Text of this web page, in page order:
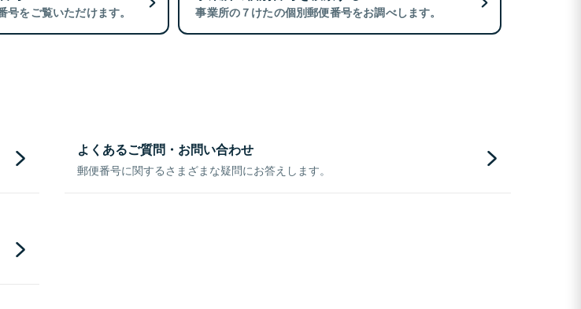
をご覧いただけます。 事業所の７けたの個別郵便番号をお調べします。
よくあるご質問・お問い合わせ
郵便番号に関するさまざまな疑問にお答えします。